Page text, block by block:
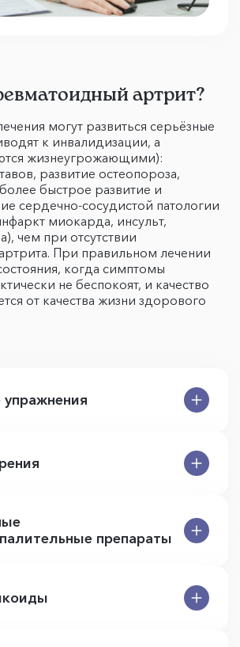
артрит?
могут развиться серьёзные
к инвалидизации, а
жизнеугрожающими):
развитие остеопороза,
быстрое развитие и
сердечно-сосудистой патологии
миокарда, инсульт,
чем при отсутствии
При правильном лечении
когда симптомы
не беспокоят, и качество
от качества жизни здорового
препараты